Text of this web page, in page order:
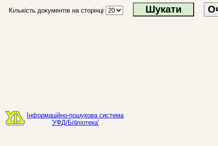
Кількість документів на сторінці
Інформаційно-пошукова система
'УФД/Бібліотека'